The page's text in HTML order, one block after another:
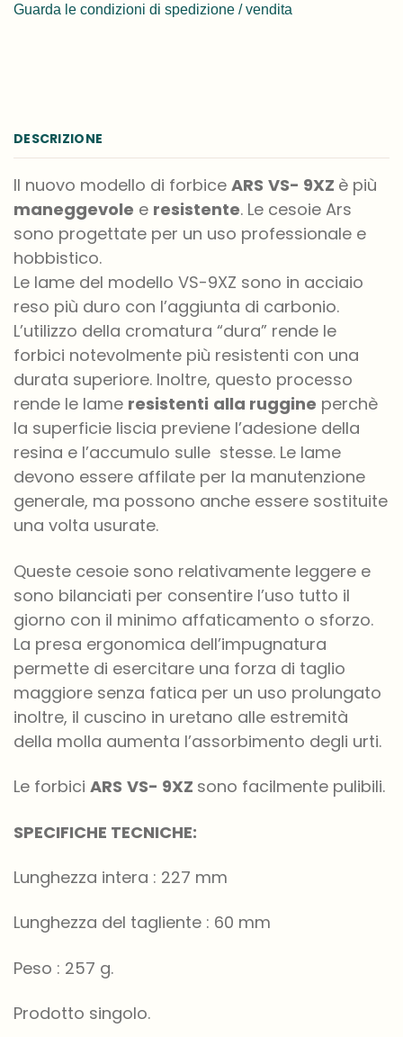
Guarda le condizioni di spedizione / vendita
DESCRIZIONE
Il nuovo modello di forbice ARS VS- 9XZ è più
maneggevole e resistente. Le cesoie Ars
sono progettate per un uso professionale e
hobbistico.
Le lame del modello VS-9XZ sono in acciaio
reso più duro con l’aggiunta di carbonio.
L’utilizzo della cromatura “dura” rende le
forbici notevolmente più resistenti con una
durata superiore. Inoltre, questo processo
rende le lame resistenti alla ruggine perchè
la superficie liscia previene l’adesione della
resina e l’accumulo sulle stesse. Le lame
devono essere affilate per la manutenzione
generale, ma possono anche essere sostituite
una volta usurate.
Queste cesoie sono relativamente leggere e
sono bilanciati per consentire l’uso tutto il
giorno con il minimo affaticamento o sforzo.
La presa ergonomica dell’impugnatura
permette di esercitare una forza di taglio
maggiore senza fatica per un uso prolungato
inoltre, il cuscino in uretano alle estremità
della molla aumenta l’assorbimento degli urti.
Le forbici ARS VS- 9XZ sono facilmente pulibili.
SPECIFICHE TECNICHE:
Lunghezza intera : 227 mm
Lunghezza del tagliente : 60 mm
Peso : 257 g.
Prodotto singolo.